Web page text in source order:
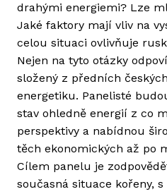
drahými energiemi? Lze
Jaké faktory mají vliv na
celou situaci ovlivňuje
Nejen na tyto otázky
složený z předních
energetiku. Panelisté
stav ohledně energií z co
perspektivy a nabídnou
těch ekonomických až po
Cílem panelu je
současná situace kořeny,